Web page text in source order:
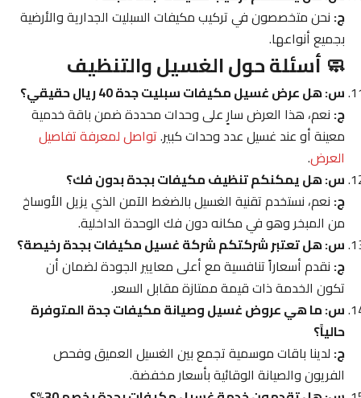
ج: نحن متخصصون في تركيب مكيفات السبليت الجدارية والأرضية
بجميع أنواعها.
🧼 أسئلة حول الغسيل والتنظيف
س: هل عرض غسيل مكيفات سبليت جدة 40 ريال حقيقي؟
ج: نعم، هذا العرض سارٍ على وحدات محددة ضمن باقة خدمية
معينة أو عند غسيل عدد وحدات كبير.تواصل لمعرفة تفاصيل
العرض.
س: هل يمكنكم تنظيف مكيفات بجدة بدون فك؟
ج: نعم، نستخدم تقنية الغسيل بالضغط الآمن الذي يزيل الأوساخ
من المبخر وهو في مكانه دون فك الوحدة الداخلية.
س: هل تعتبر شركتكم شركة غسيل مكيفات بجدة رخيصة؟
ج: نقدم أسعاراً تنافسية مع أعلى معايير الجودة لضمان أن
تكون الخدمة ذات قيمة ممتازة مقابل السعر.
س: ما هي عروض غسيل وصيانة مكيفات جدة المتوفرة
حالياً؟
ج: لدينا باقات موسمية تجمع بين الغسيل العميق وفحص
الفريون والصيانة الوقائية بأسعار مخفضة.